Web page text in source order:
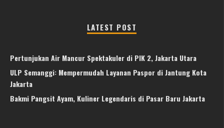
LATEST POST
Pertunjukan Air Mancur Spektakuler di PIK 2, Jakarta Utara
ULP Semanggi: Mempermudah Layanan Paspor di Jantung Kota
Jakarta
Bakmi Pangsit Ayam, Kuliner Legendaris di Pasar Baru Jakarta